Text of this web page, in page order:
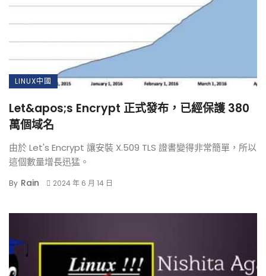
LINUX中國
Let&apos;s Encrypt 正式發布，已經保護 380
萬個域名
由於 Let's Encrypt 讓安裝 X.509 TLS 證書變得非常簡單，所以
這個數量增長迅猛。
By Rain 2024 年 6 月 14 日